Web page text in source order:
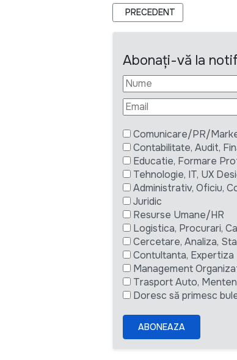
ARTICOL PRECEDENT:
PRECEDENT
Abonați-vă la
Comunicare/PR/
Contabilitate, Audit,
Educatie, Formare
Tehnologie, IT, UX
Administrativ, Oficiu,
Juridic
Resurse Umane/HR
Logistica, Procurari,
Cercetare, Analiza,
Contultanta, Expertiza
Management
Trasport Auto,
Doresc să primesc
ABONEAZA